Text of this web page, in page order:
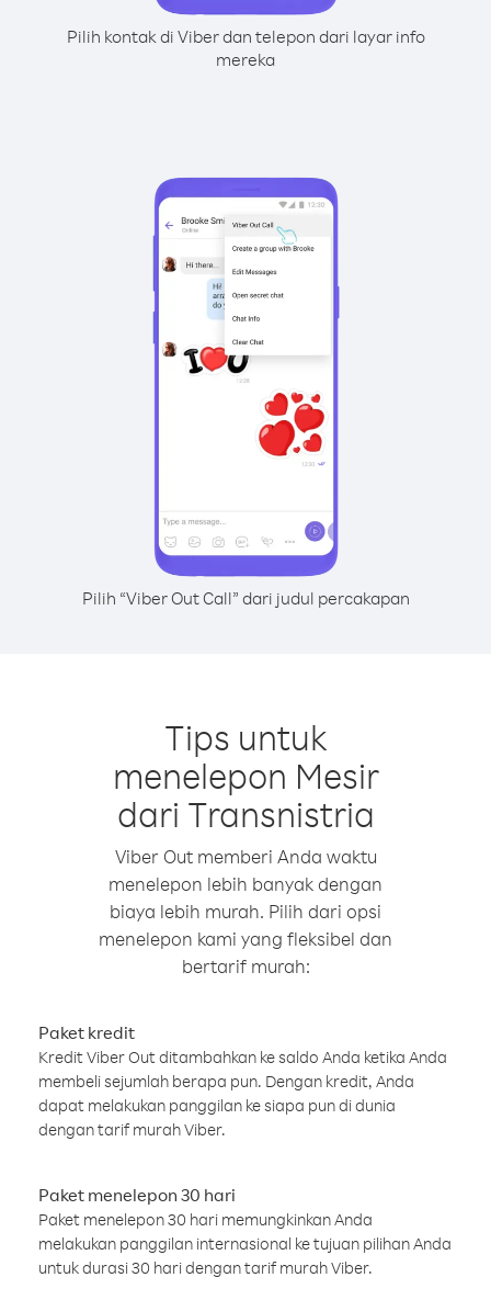
Pilih kontak di Viber dan telepon dari layar info
mereka
Pilih “Viber Out Call” dari judul percakapan
Tips untuk
menelepon Mesir
dari Transnistria
Viber Out memberi Anda waktu
menelepon lebih banyak dengan
biaya lebih murah. Pilih dari opsi
menelepon kami yang fleksibel dan
bertarif murah:
Paket kredit
Kredit Viber Out ditambahkan ke saldo Anda ketika Anda
membeli sejumlah berapa pun. Dengan kredit, Anda
dapat melakukan panggilan ke siapa pun di dunia
dengan tarif murah Viber.
Paket menelepon 30 hari
Paket menelepon 30 hari memungkinkan Anda
melakukan panggilan internasional ke tujuan pilihan Anda
untuk durasi 30 hari dengan tarif murah Viber.